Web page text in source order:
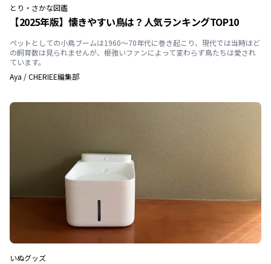
とり・さかな図鑑
【2025年版】懐きやすい鳥は？人気ランキングTOP10
ペットとしての小鳥ブームは1960～70年代に巻き起こり、現代では当時ほど
の飼育数は見られませんが、根強いファンによって変わらず鳥たちは愛され
ています。
Aya /CHERIEE編集部
いぬグッズ